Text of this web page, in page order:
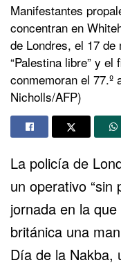
Manifestantes
concentran en
de Londres, el 17 de
“Palestina libre” y el
conmemoran el 77.º
Nicholls/AFP)
La policía de
un operativo “sin
jornada en la
británica una
Día de la Nakba,